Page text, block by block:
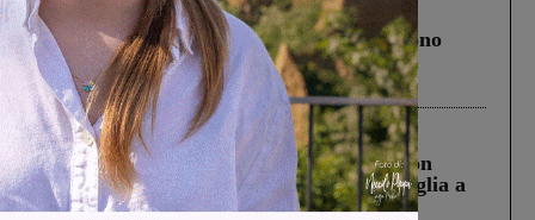
Cronaca 4 Agosto 2026
Un anno fa la strage in A1 in cui morirono
Gianni, Giulia e Franco. Lo schianto, il
processo, lo stop ai sorpassi fra tir....
Cronaca 3 Agosto 2026
Scomparso da una struttura di Castiglion
Fiorentino l’uomo che aveva ucciso la figlia a
Levane nel 2020